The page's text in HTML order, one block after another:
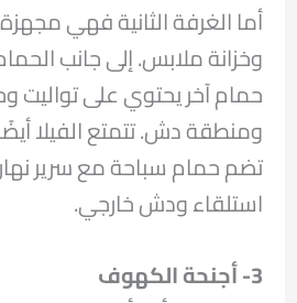
أما الغرفة الثانية فهي
وخزانة ملابس. إلى جانب
حمام آخر يحتوي على
ومنطقة دش. تتمتع الفيلا
تضم حمام سباحة مع سرير
استلقاء ودش خارجي.
3- أجنحة الكهوف